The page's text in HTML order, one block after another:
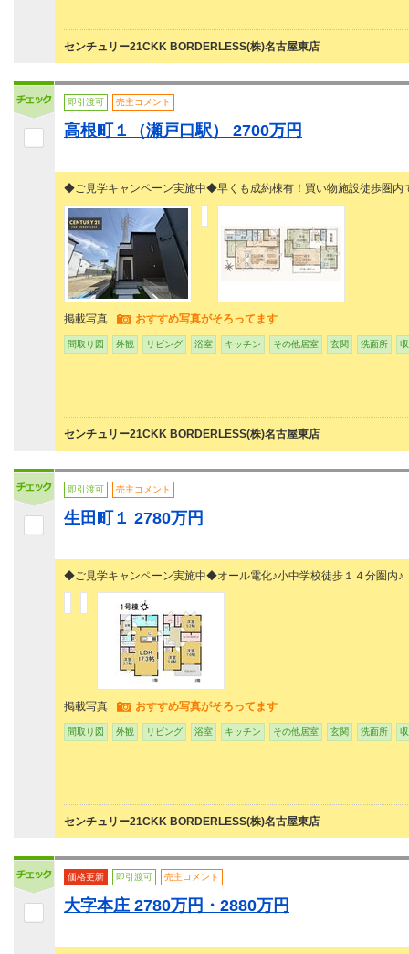
センチュリー21CKK BORDERLESS(株)名古屋東店
即引渡可 売主コメント
高根町１（瀬戸口駅） 2700万円
◆ご見学キャンペーン実施中◆早くも成約棟有！買い物施設徒歩圏内
掲載写真 おすすめ写真がそろってます
間取り図 外観 リビング 浴室 キッチン その他居室 玄関 洗面所
センチュリー21CKK BORDERLESS(株)名古屋東店
即引渡可 売主コメント
生田町１ 2780万円
◆ご見学キャンペーン実施中◆オール電化♪小中学校徒歩１４
掲載写真 おすすめ写真がそろってます
間取り図 外観 リビング 浴室 キッチン その他居室 玄関 洗面所
センチュリー21CKK BORDERLESS(株)名古屋東店
価格更新 即引渡可 売主コメント
大字本庄 2780万円・2880万円